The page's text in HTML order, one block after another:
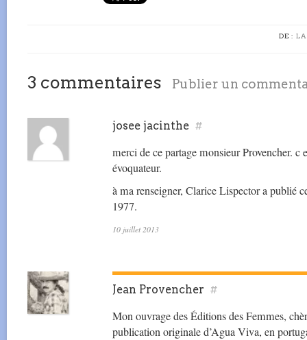
DE :
3 commentaires Publier un
josee jacinthe #
merci de ce partage monsieur Provencher. c
évoquateur.
à ma renseigner, Clarice Lispector a publié
1977.
10 juillet 2013
Jean Provencher #
Mon ouvrage des Éditions des Femmes,
publication originale d’Agua Viva, en